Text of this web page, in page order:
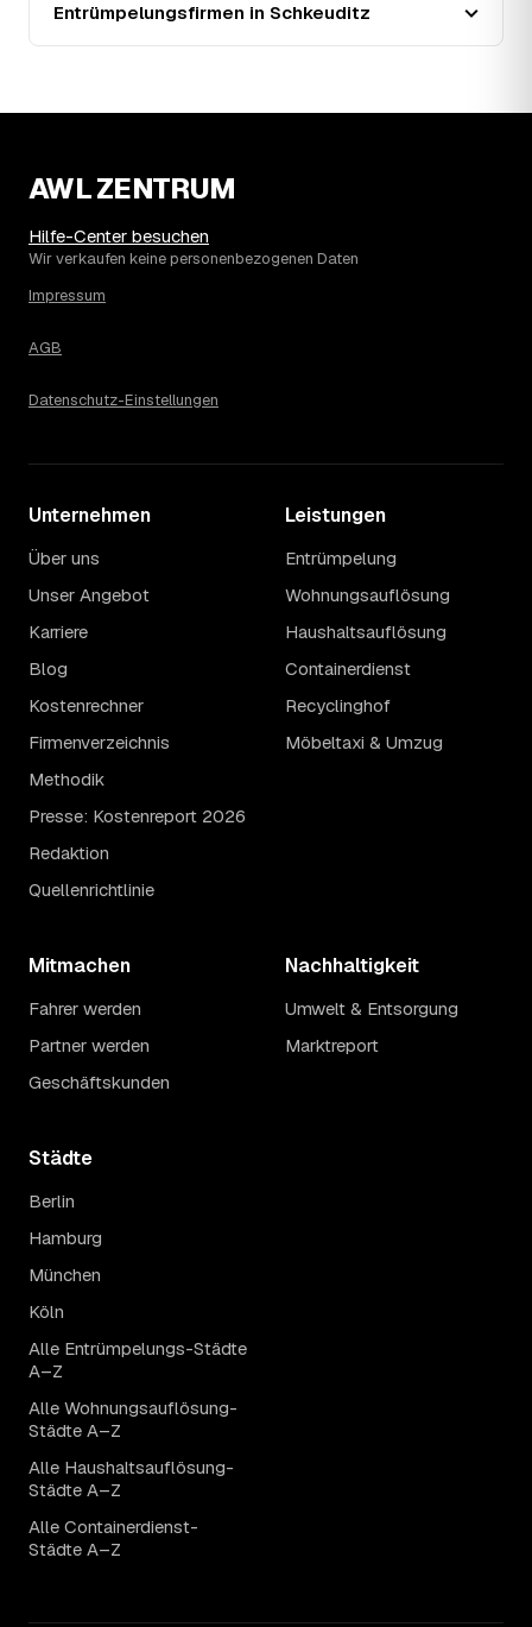
das aktuelle Preisniveau als Festpreis — unabhängig
davon, wie sich der Markt weiterentwickelt.
eher am unteren Ende, eine voll möblierte Wohnung mit
Etage ohne Aufzug oder viel Sperrmüll eher am oberen.
Auch anrechenbare Wertgegenstände oder ein hoher
Sondermüllanteil verschieben den Endpreis. Den genauen
kostenlosen Einschätzung.
Entrümpelungsfirmen in Schkeuditz
AWL ZENTRUM
Hilfe-Center besuchen
Wir verkaufen keine personenbezogenen Daten
Impressum
AGB
Datenschutz-Einstellungen
Unternehmen
Über uns
Unser Angebot
Karriere
Blog
Kostenrechner
Firmenverzeichnis
Methodik
Presse: Kostenreport 2026
Redaktion
Quellenrichtlinie
Leistungen
Entrümpelung
Wohnungsauflösung
Haushaltsauflösung
Containerdienst
Recyclinghof
Möbeltaxi & Umzug
Mitmachen
Fahrer werden
Partner werden
Geschäftskunden
Nachhaltigkeit
Umwelt & Entsorgung
Marktreport
Städte
Berlin
Hamburg
München
Köln
Alle Entrümpelungs-Städte
A–Z
Alle Wohnungsauflösung-
Städte A–Z
Alle Haushaltsauflösung-
Städte A–Z
Alle Containerdienst-
Städte A–Z